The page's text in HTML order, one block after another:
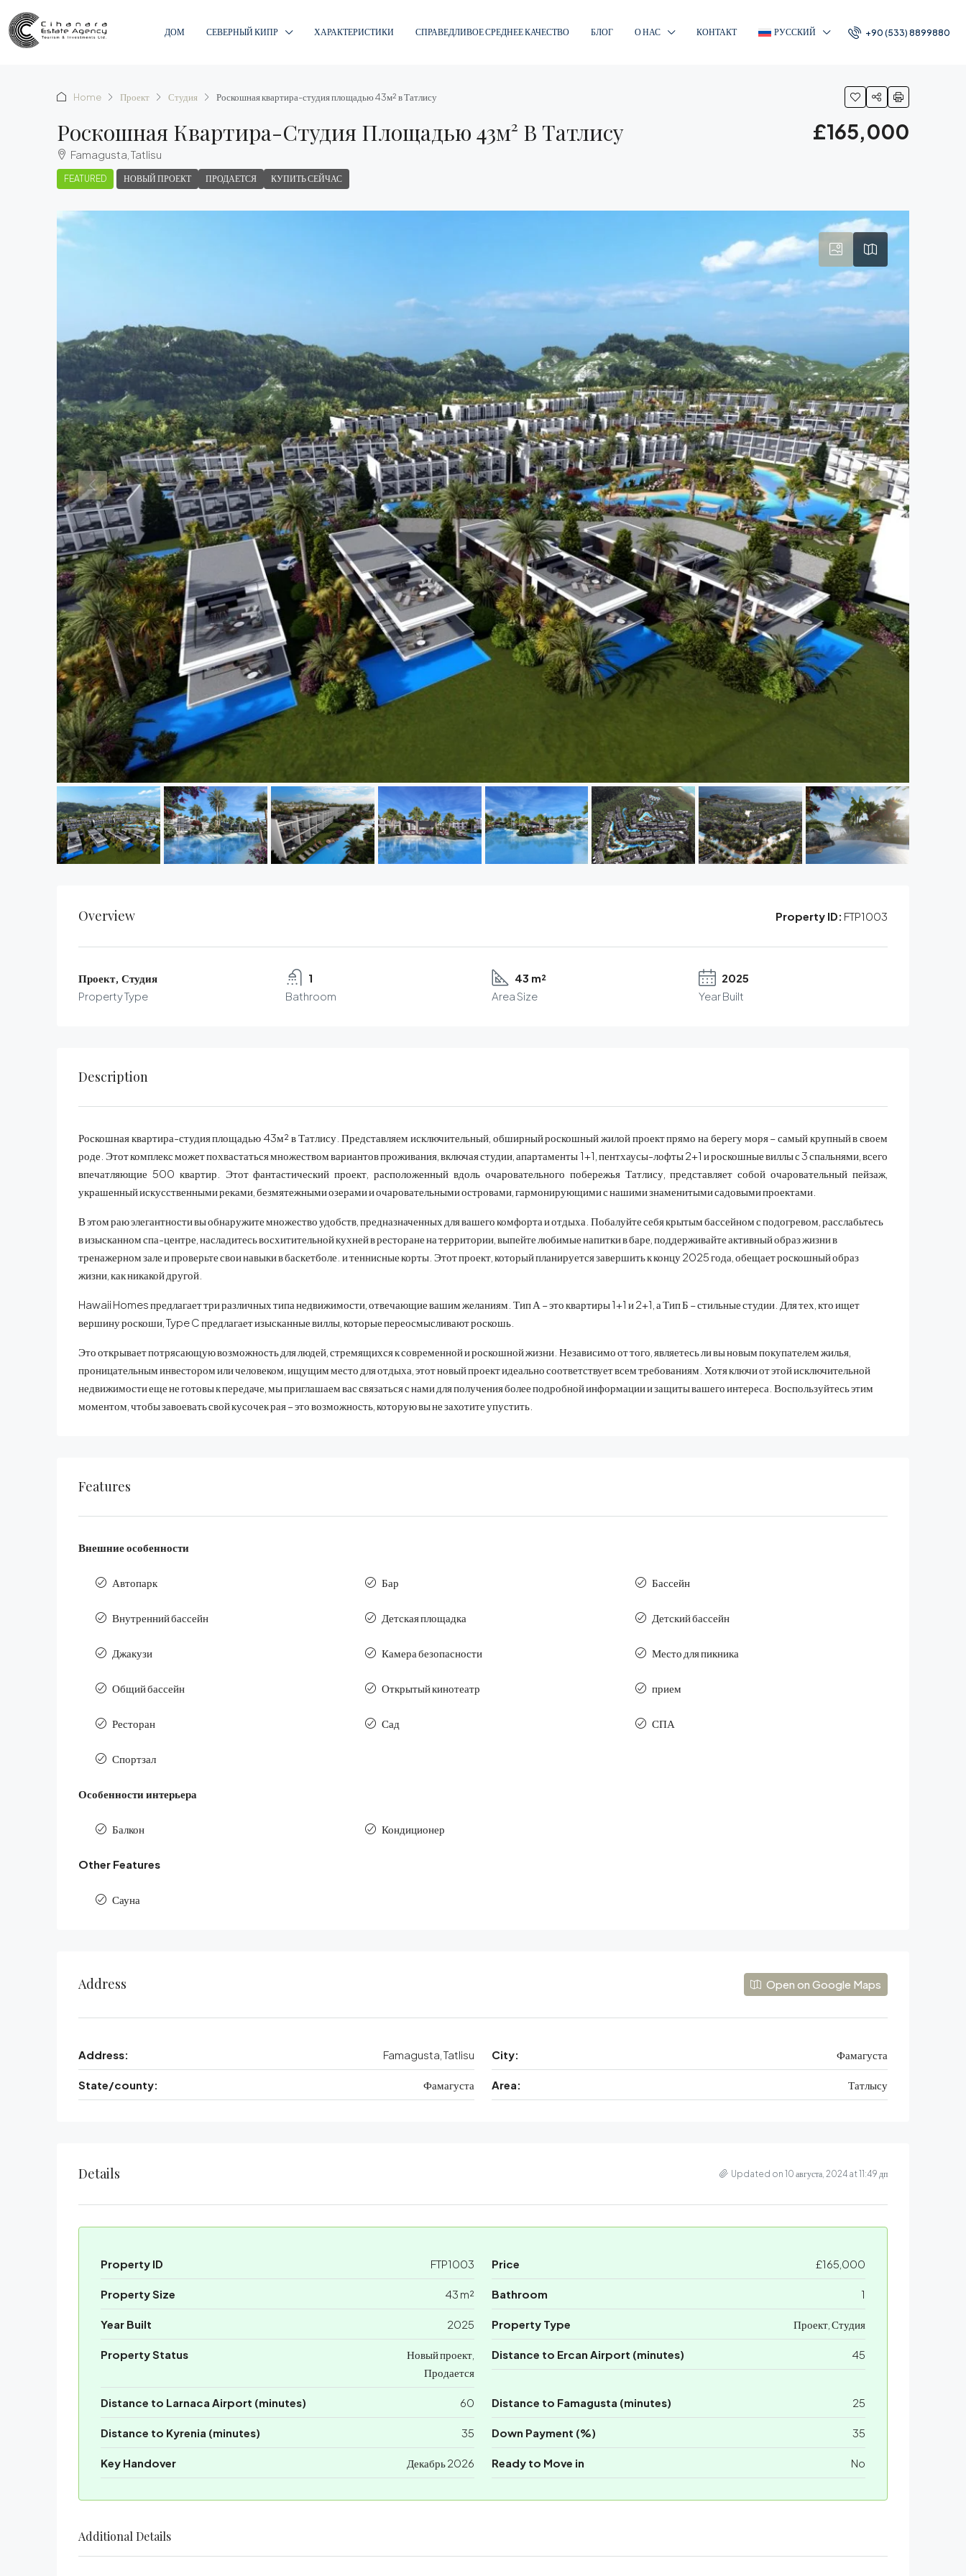
ДОМ СЕВЕРНЫЙ КИПР ХАРАКТЕРИСТИКИ СПРАВЕДЛИВОЕ СРЕДНЕЕ КАЧЕСТВО БЛОГ О НАС КОНТАКТ РУССКИЙ +90 (533) 8899880
Home Проект Студия Роскошная квартира-студия площадью 43м² в Татлису
Роскошная Квартира-Студия Площадью 43м² В Татлису
Famagusta, Tatlisu
FEATURED НОВЫЙ ПРОЕКТ ПРОДАЕТСЯ КУПИТЬ СЕЙЧАС
£165,000
Overview Property ID: FTP1003
Проект, Студия
Property Type
1
Bathroom
43 m²
Area Size
2025
Year Built
Description
Роскошная квартира-студия площадью 43м² в Татлису. Представляем исключительный, обширный роскошный жилой проект прямо на берегу моря – самый крупный в своем
роде. Этот комплекс может похвастаться множеством вариантов проживания, включая студии, апартаменты 1+1, пентхаусы-лофты 2+1 и роскошные виллы с 3 спальнями, всего
впечатляющие 500 квартир. Этот фантастический проект, расположенный вдоль очаровательного побережья Татлису, представляет собой очаровательный пейзаж,
украшенный искусственными реками, безмятежными озерами и очаровательными островами, гармонирующими с нашими знаменитыми садовыми проектами.
В этом раю элегантности вы обнаружите множество удобств, предназначенных для вашего комфорта и отдыха. Побалуйте себя крытым бассейном с подогревом, расслабьтесь
в изысканном спа-центре, насладитесь восхитительной кухней в ресторане на территории, выпейте любимые напитки в баре, поддерживайте активный образ жизни в
тренажерном зале и проверьте свои навыки в баскетболе. и теннисные корты. Этот проект, который планируется завершить к концу 2025 года, обещает роскошный образ
жизни, как никакой другой.
Hawaii Homes предлагает три различных типа недвижимости, отвечающие вашим желаниям. Тип А – это квартиры 1+1 и 2+1, а Тип Б – стильные студии. Для тех, кто ищет
вершину роскоши, Type C предлагает изысканные виллы, которые переосмысливают роскошь.
Это открывает потрясающую возможность для людей, стремящихся к современной и роскошной жизни. Независимо от того, являетесь ли вы новым покупателем жилья,
проницательным инвестором или человеком, ищущим место для отдыха, этот новый проект идеально соответствует всем требованиям. Хотя ключи от этой исключительной
недвижимости еще не готовы к передаче, мы приглашаем вас связаться с нами для получения более подробной информации и защиты вашего интереса. Воспользуйтесь этим
моментом, чтобы завоевать свой кусочек рая – это возможность, которую вы не захотите упустить.
Features
Внешние особенности
Автопарк Бар Бассейн
Внутренний бассейн Детская площадка Детский бассейн
Джакузи Камера безопасности Место для пикника
Общий бассейн Открытый кинотеатр прием
Ресторан Сад СПА
Спортзал
Особенности интерьера
Балкон Кондиционер
Other Features
Сауна
Address Open on Google Maps
Address: Famagusta, Tatlisu City: Фамагуста
State/county: Фамагуста Area: Татлысу
Details Updated on 10 августа, 2024 at 11:49 дп
Property ID FTP1003 Price £165,000
Property Size 43 m² Bathroom 1
Year Built 2025 Property Type Проект, Студия
Property Status
Новый проект,
Продается
Distance to Ercan Airport (minutes) 45
Distance to Larnaca Airport (minutes) 60 Distance to Famagusta (minutes) 25
Distance to Kyrenia (minutes) 35 Down Payment (%) 35
Key Handover Декабрь 2026 Ready to Move in No
Additional Details